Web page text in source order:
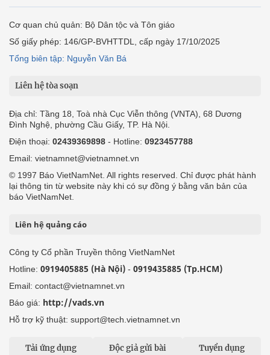
Cơ quan chủ quản: Bộ Dân tộc và Tôn giáo
Số giấy phép: 146/GP-BVHTTDL, cấp ngày 17/10/2025
Tổng biên tập: Nguyễn Văn Bá
Liên hệ tòa soạn
Địa chỉ: Tầng 18, Toà nhà Cục Viễn thông (VNTA), 68 Dương
Đình Nghệ, phường Cầu Giấy, TP. Hà Nội.
Điện thoại: 02439369898 - Hotline: 0923457788
Email: vietnamnet@vietnamnet.vn
© 1997 Báo VietNamNet. All rights reserved. Chỉ được phát hành
lại thông tin từ website này khi có sự đồng ý bằng văn bản của
báo VietNamNet.
Liên hệ quảng cáo
Công ty Cổ phần Truyền thông VietNamNet
Hotline: 0919405885 (Hà Nội) - 0919435885 (Tp.HCM)
Email: contact@vietnamnet.vn
Báo giá: http://vads.vn
Hỗ trợ kỹ thuật: support@tech.vietnamnet.vn
Tải ứng dụng Độc giả gửi bài Tuyển dụng